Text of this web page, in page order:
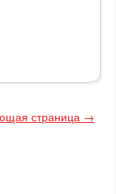
страница →